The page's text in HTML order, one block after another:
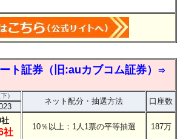
ト証券（旧:auカブコム証券）
⇒
）
ネット配分・抽選方法 口座数
社
社
10％以上：1人1票の平等抽選 187万